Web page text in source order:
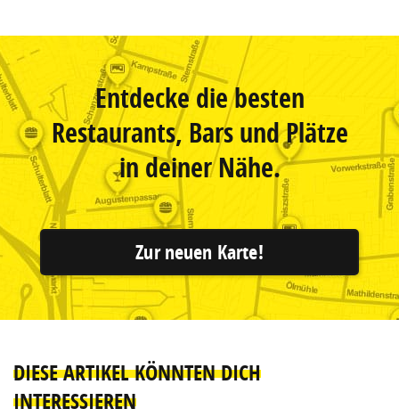
Entdecke die besten
Restaurants, Bars und Plätze
in deiner Nähe.
Zur neuen Karte!
DIESE ARTIKEL KÖNNTEN DICH
INTERESSIEREN